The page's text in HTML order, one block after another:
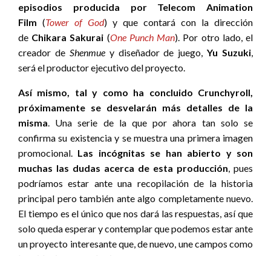
episodios producida por Telecom Animation
Film (Tower of God) y que contará con la dirección
de Chikara Sakurai (One Punch Man). Por otro lado, el
creador de Shenmuey diseñador de juego,Yu Suzuki,
será el productor ejecutivo del proyecto.
Así mismo, tal y como ha concluido Crunchyroll,
próximamente se desvelarán más detalles de la
misma. Una serie de la que por ahora tan solo se
confirma su existencia y se muestra una primera imagen
promocional. Las incógnitas se han abierto y son
muchas las dudas acerca de esta producción, pues
podríamos estar ante una recopilación de la historia
principal pero también ante algo completamente nuevo.
El tiempo es el único que nos dará las respuestas, así que
solo queda esperar y contemplar que podemos estar ante
un proyecto interesante que, de nuevo, une campos como